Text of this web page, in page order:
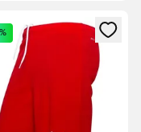
vagy a tagként
egy modált a